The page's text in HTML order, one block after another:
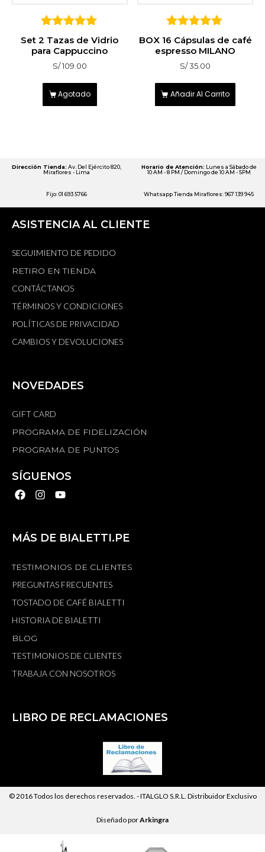
sobre 5
Set 2 Tazas de Vidrio
para Cappuccino
S/109.00
Agotado
sobre 5
BOX 16 Cápsulas de café
espresso MILANO
S/35.00
Añadir Al Carrito
Dirección Tienda: Av. Del Ejército 820,
Miraflores - Lima
Horario de Atención: Lunes a Sábado de
10 AM - 8 PM / Domingo de 10 AM - 5PM
Fijo: 01 693 5766 Whatsapp Tienda Miraflores: 967 139 945
ASISTENCIA AL CLIENTE
SEGUIMIENTO DE PEDIDO
RETIRO EN TIENDA
CONTÁCTANOS
TÉRMINOS Y CONDICIONES
POLÍTICAS DE PRIVACIDAD
CAMBIOS Y DEVOLUCIONES
NOVEDADES
GIFT CARD
PROGRAMA DE FIDELIZACIÓN
PROGRAMA DE PUNTOS
SÍGUENOS
MÁS DE BIALETTI.PE
TESTIMONIOS DE CLIENTES
PREGUNTAS FRECUENTES
TOSTADO DE CAFÉ BIALETTI
HISTORIA DE BIALETTI
BLOG
TESTIMONIOS DE CLIENTES
TRABAJA CON NOSOTROS
LIBRO DE RECLAMACIONES
© 2016 Todos los derechos reservados. -ITALGLO S.R.L. Distribuidor Exclusivo
Diseñado porArkingra